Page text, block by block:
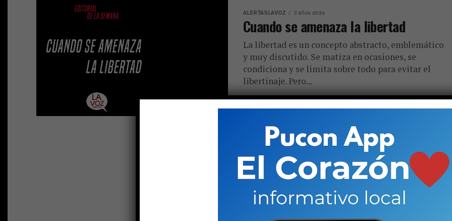
ALERTASLAVOZ 3 años atrás
Cuando se amenaza la libertad
La libertad es un concepto abstracto, emblemático
y muy discutido. Se matiza en ocasiones, se
condiciona y se limita sobre todo para evitar el
libertinaje. Pero...